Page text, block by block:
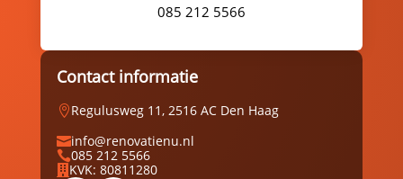
085 212 5566
Contact informatie
Regulusweg 11, 2516 AC Den Haag
info@renovatienu.nl
085 212 5566
 KVK: 80811280